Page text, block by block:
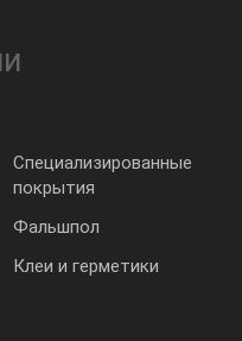
Специализированные
покрытия
Фальшпол
Клеи и герметики